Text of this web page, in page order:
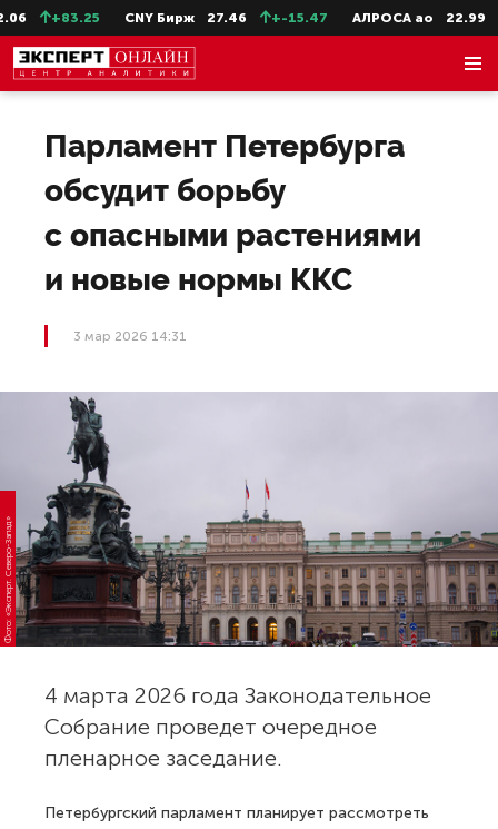
+83.25 CNY Бирж 27.46 +-15.47 АЛРОСА ао 22.99
Парламент Петербурга
обсудит борьбу
с опасными растениями
и новые нормы ККС
3 мар 2026 14:31
Фото: «Эксперт. Северо-Запад»
4 марта 2026 года Законодательное
Собрание проведет очередное
пленарное заседание.
Петербургский парламент планирует рассмотреть